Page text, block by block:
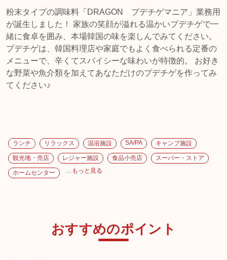
粉末タイプの調味料「DRAGON プデチゲマニア」業務用
が誕生しました！ 家族の笑顔が溢れる温かいプデチゲで一
緒に食卓を囲み、本場韓国の味を楽しんでみてください。
プデチゲは、韓国料理店や家庭でもよく食べられる定番の
メニューで、辛くてスパイシーな味わいが特徴的。 お好き
な野菜や魚介類を加えてあなただけのプデチゲを作ってみ
てください♪
ランチ リラックス 温浴施設 SA/PA キャンプ施設
観光地・売店 レジャー施設 食品小売店 スーパー・ストア
ホームセンター …もっと見る
おすすめのポイント